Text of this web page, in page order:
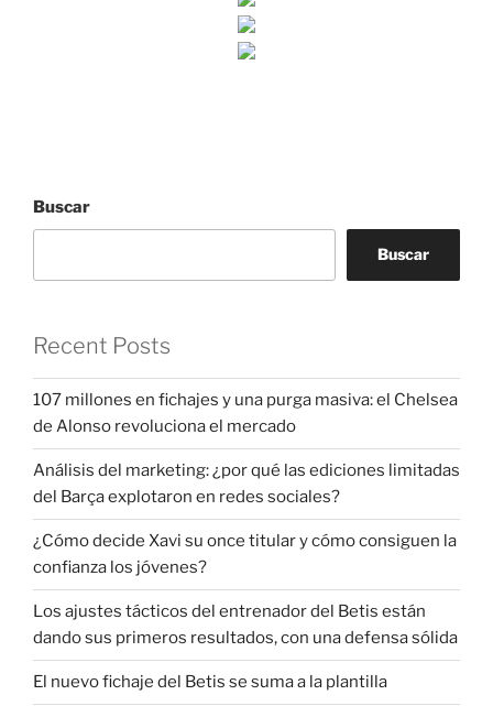
Buscar
Buscar
Recent Posts
107 millones en fichajes y una purga masiva: el Chelsea
de Alonso revoluciona el mercado
Análisis del marketing: ¿por qué las ediciones limitadas
del Barça explotaron en redes sociales?
¿Cómo decide Xavi su once titular y cómo consiguen la
confianza los jóvenes?
Los ajustes tácticos del entrenador del Betis están
dando sus primeros resultados, con una defensa sólida
El nuevo fichaje del Betis se suma a la plantilla